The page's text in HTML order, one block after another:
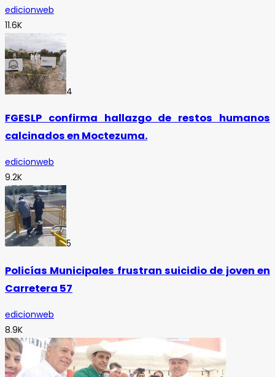
edicionweb
11.6K
4
FGESLP confirma hallazgo de restos humanos
calcinados en Moctezuma.
edicionweb
9.2K
5
Policías Municipales frustran suicidio de joven en
Carretera 57
edicionweb
8.9K